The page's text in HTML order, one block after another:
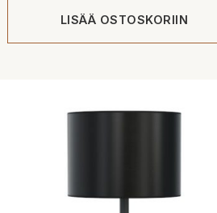
LISÄÄ OSTOSKORIIN